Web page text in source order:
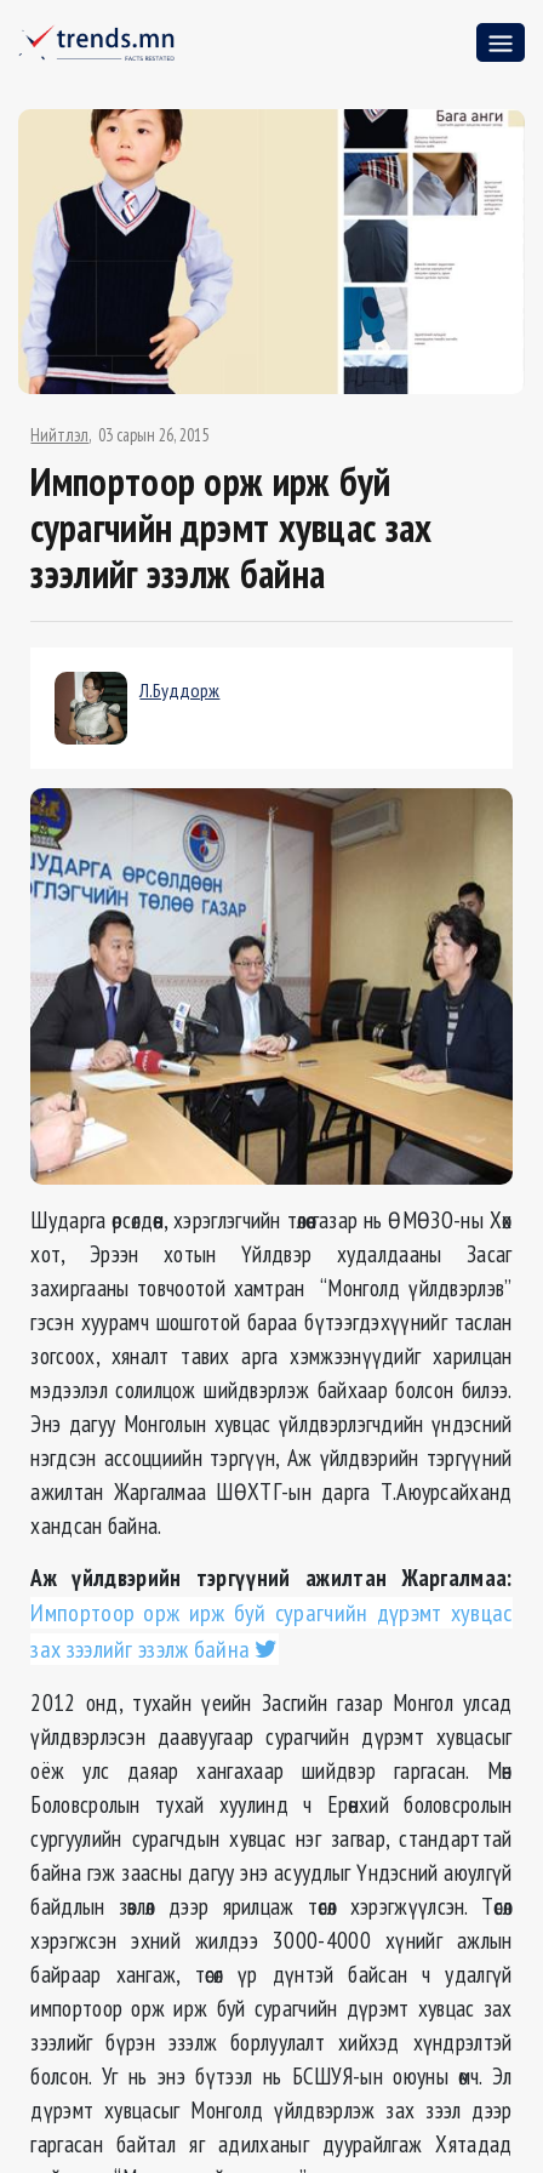
Нийтлэл 03 сарын 26, 2015
Импортоор орж ирж буй
сурагчийн дүрэмт хувцас зах
зээлийг эзэлж байна
Л.Буддорж
Шударга өрсөлдөөн, хэрэглэгчийн төлөө газар нь ӨМӨЗО-ны Хөх
хот, Эрээн хотын Үйлдвэр худалдааны Засаг
захиргааны товчоотой хамтран “Монголд үйлдвэрлэв”
гэсэн хуурамч шошготой бараа бүтээгдэхүүнийг таслан
зогсоох, хяналт тавих арга хэмжээнүүдийг харилцан
мэдээлэл солилцож шийдвэрлэж байхаар болсон билээ.
Энэ дагуу Монголын хувцас үйлдвэрлэгчдийн үндэсний
нэгдсэн ассоцциийн тэргүүн, Аж үйлдвэрийн тэргүүний
ажилтан Жаргалмаа ШӨХТГ-ын дарга Т.Аюурсайханд
хандсан байна.
Аж үйлдвэрийн тэргүүний ажилтан Жаргалмаа:
Импортоор орж ирж буй сурагчийн дүрэмт хувцас
зах зээлийг эзэлж байна
2012 онд, тухайн үеийн Засгийн газар Монгол улсад
үйлдвэрлэсэн даавуугаар сурагчийн дүрэмт хувцасыг
оёж улс даяар хангахаар шийдвэр гаргасан. Мөн
Боловсролын тухай хуулинд ч Ерөнхий боловсролын
сургуулийн сурагчдын хувцас нэг загвар, стандарттай
байна гэж заасны дагуу энэ асуудлыг Үндэсний аюулгүй
байдлын зөвлөл дээр ярилцаж төсөл хэрэгжүүлсэн. Төсөл
хэрэгжсэн эхний жилдээ 3000-4000 хүнийг ажлын
байраар хангаж, төсөл үр дүнтэй байсан ч удалгүй
импортоор орж ирж буй сурагчийн дүрэмт хувцас зах
зээлийг бүрэн эзэлж борлуулалт хийхэд хүндрэлтэй
болсон. Уг нь энэ бүтээл нь БСШУЯ-ын оюуны өмч. Эл
дүрэмт хувцасыг Монголд үйлдвэрлэж зах зээл дээр
гаргасан байтал яг адилханыг дуурайлгаж Хятадад